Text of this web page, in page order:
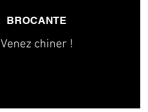
BROCANTE
Venez chiner !